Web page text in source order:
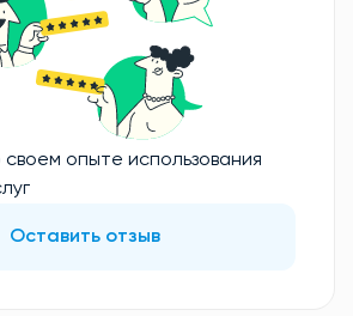
опыте использования
Оставить отзыв